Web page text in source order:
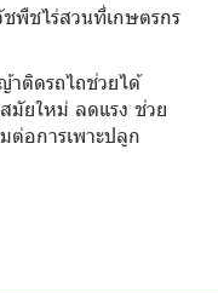
พืชไร่สวนที่เกษตรกร
าติดรถไถช่วยได้
มัยใหม่ ลดแรง ช่วย
อการเพาะปลูก